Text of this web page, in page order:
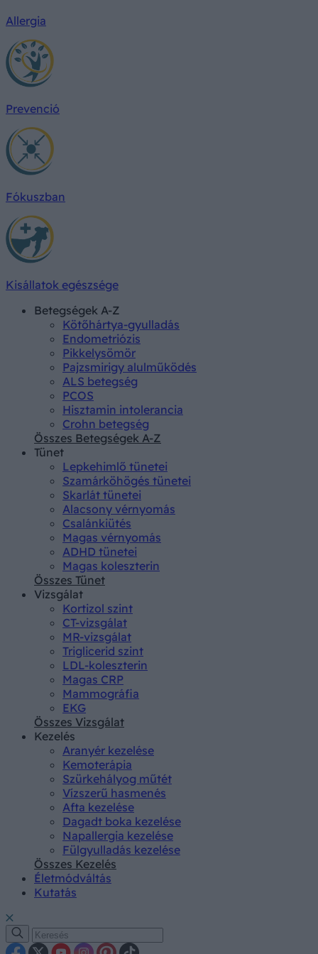
Allergia
Prevenció
Fókuszban
Kisállatok egészsége
Betegségek A-Z
Kötőhártya-gyulladás
Endometriózis
Pikkelysömör
Pajzsmirigy alulműködés
ALS betegség
PCOS
Hisztamin intolerancia
Crohn betegség
Összes Betegségek A-Z
Tünet
Lepkehimlő tünetei
Szamárköhögés tünetei
Skarlát tünetei
Alacsony vérnyomás
Csalánkiütés
Magas vérnyomás
ADHD tünetei
Magas koleszterin
Összes Tünet
Vizsgálat
Kortizol szint
CT-vizsgálat
MR-vizsgálat
Triglicerid szint
LDL-koleszterin
Magas CRP
Mammográfia
EKG
Összes Vizsgálat
Kezelés
Aranyér kezelése
Kemoterápia
Szürkehályog műtét
Vízszerű hasmenés
Afta kezelése
Dagadt boka kezelése
Napallergia kezelése
Fülgyulladás kezelése
Összes Kezelés
Életmódváltás
Kutatás